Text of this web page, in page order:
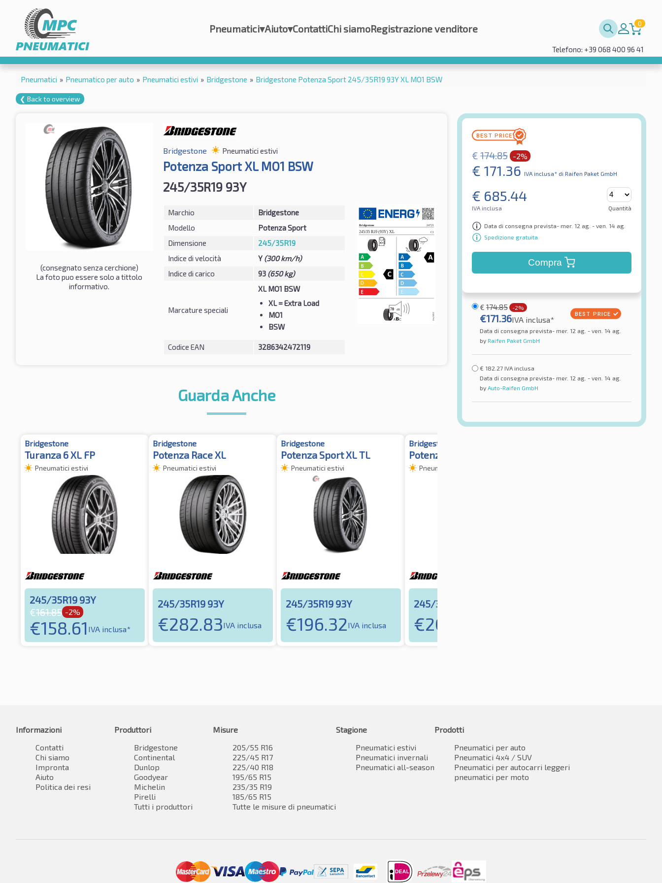
Pneumatici▾Aiuto▾ContattiChi siamoRegistrazione venditore 0
Telefono: +39 068 400 96 41
Pneumatici » Pneumatico per auto » Pneumatici estivi » Bridgestone » Bridgestone Potenza Sport 245/35R19 93Y XL MO1 BSW
❮ Back to overview
(consegnato senza cerchione)
La foto puo essere solo a tittolo
informativo.
Bridgestone Pneumatici estivi
Potenza Sport XL MO1 BSW
245/35R19 93Y
Marchio
Bridgestone
Modello
Potenza Sport
Dimensione
245/35R19
Indice di velocità
Y (300 km/h)
Indice di carico
93 (650 kg)
Marcature speciali
XL MO1 BSW
XL= Extra Load
MO1
BSW
Codice EAN 3286342472119
€ 174.85 -2%
€ 171.36 IVA inclusa* di Raifen Paket GmbH
€ 685.44
IVA inclusa Quantità
Data di consegna prevista- mer. 12 ag. - ven. 14 ag.
Spedizione gratuita
Compra
€ 174.85 -2%
€171.36IVA inclusa*
Data di consegna prevista- mer. 12 ag. - ven. 14 ag.
by Raifen Paket GmbH
€ 182.27 IVA inclusa
Data di consegna prevista- mer. 12 ag. - ven. 14 ag.
by Auto-Raifen GmbH
Guarda Anche
Bridgestone
Turanza 6 XL FP
Pneumatici estivi
245/35R19 93Y
€161.85 -2%
€158.61 IVA inclusa*
Bridgestone
Potenza Race XL
Pneumatici estivi
245/35R19 93Y
€282.83IVA inclusa
Bridgestone
Potenza Sport XL TL
Pneumatici estivi
245/35R19 93Y
€196.32IVA inclusa
Bridgestone
Potenza S001 XL FR
Pneumatici estivi
245/35R19 93Y
€205.02
Informazioni
Contatti
Chi siamo
Impronta
Aiuto
Politica dei resi
Produttori
Bridgestone
Continental
Dunlop
Goodyear
Michelin
Pirelli
Tutti i produttori
Misure
205/55 R16
225/45 R17
225/40 R18
195/65 R15
235/35 R19
185/65 R15
Tutte le misure di pneumatici
Stagione
Pneumatici estivi
Pneumatici invernali
Pneumatici all-season
Prodotti
Pneumatici per auto
Pneumatici 4x4 / SUV
Pneumatici per autocarri leggeri
pneumatici per moto